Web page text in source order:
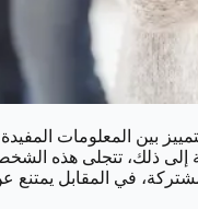
بين المعلومات
ذلك، تتجلى هذه
في المقابل